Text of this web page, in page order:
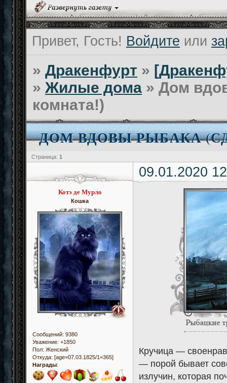
Привет, Гость! Войдите или
»Дракенфурт »
»Жилые дома »Дом
комната!)
ДОМ ВДОВЫ РЫБАКА
Страница: 1
09.01.2020
Котэ де Мурло
Кошка
Сообщений: 9380
Уважение: +1850
Пол: Женский
Откуда: [age=07.03.1825/1=365]
Награды:
Кручица —
— порой бывает
излучин, которая